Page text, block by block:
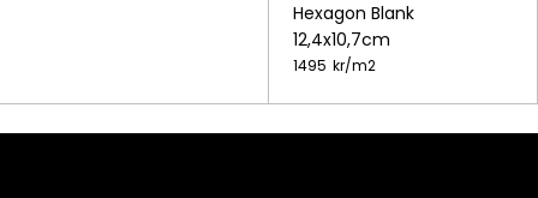
Hexagon Blank
12,4x10,7cm
1495 kr/m2